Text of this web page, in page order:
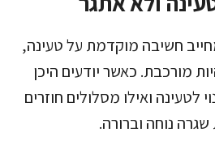
חשיבה מוקדמת על טעינה,
מורכבת. כאשר יודעים היכן
לטעינה ואילו מסלולים חוזרים
נוחה וברורה.